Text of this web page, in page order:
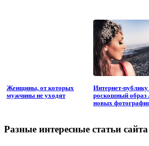
Женщины, от которых
мужчины не уходят
Интернет-
роскошный образ
новых
Разные интересные статьи сайта